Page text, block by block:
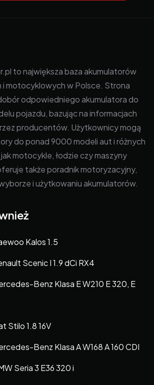
to największa baza akumulatorów
motocyklowych w Polsce. Strona
odpowiedniego akumulatora do
pojazdu, bazując na informacjach
producentów. Użytkownicy mogą
do ponad 9000 modeli aut i różnych
motocykle, łodzie czy maszyny
także poradnik motoryzacyjny,
i użytkowaniu akumulatorów.
Kalos 1.5
Scenic I 1.9 dCi RX4
Benz Klasa E W210 E 320, E
Stilo 1.8 16V
Benz Klasa A W168 A 160 CDI
Seria 3 E36 320 i